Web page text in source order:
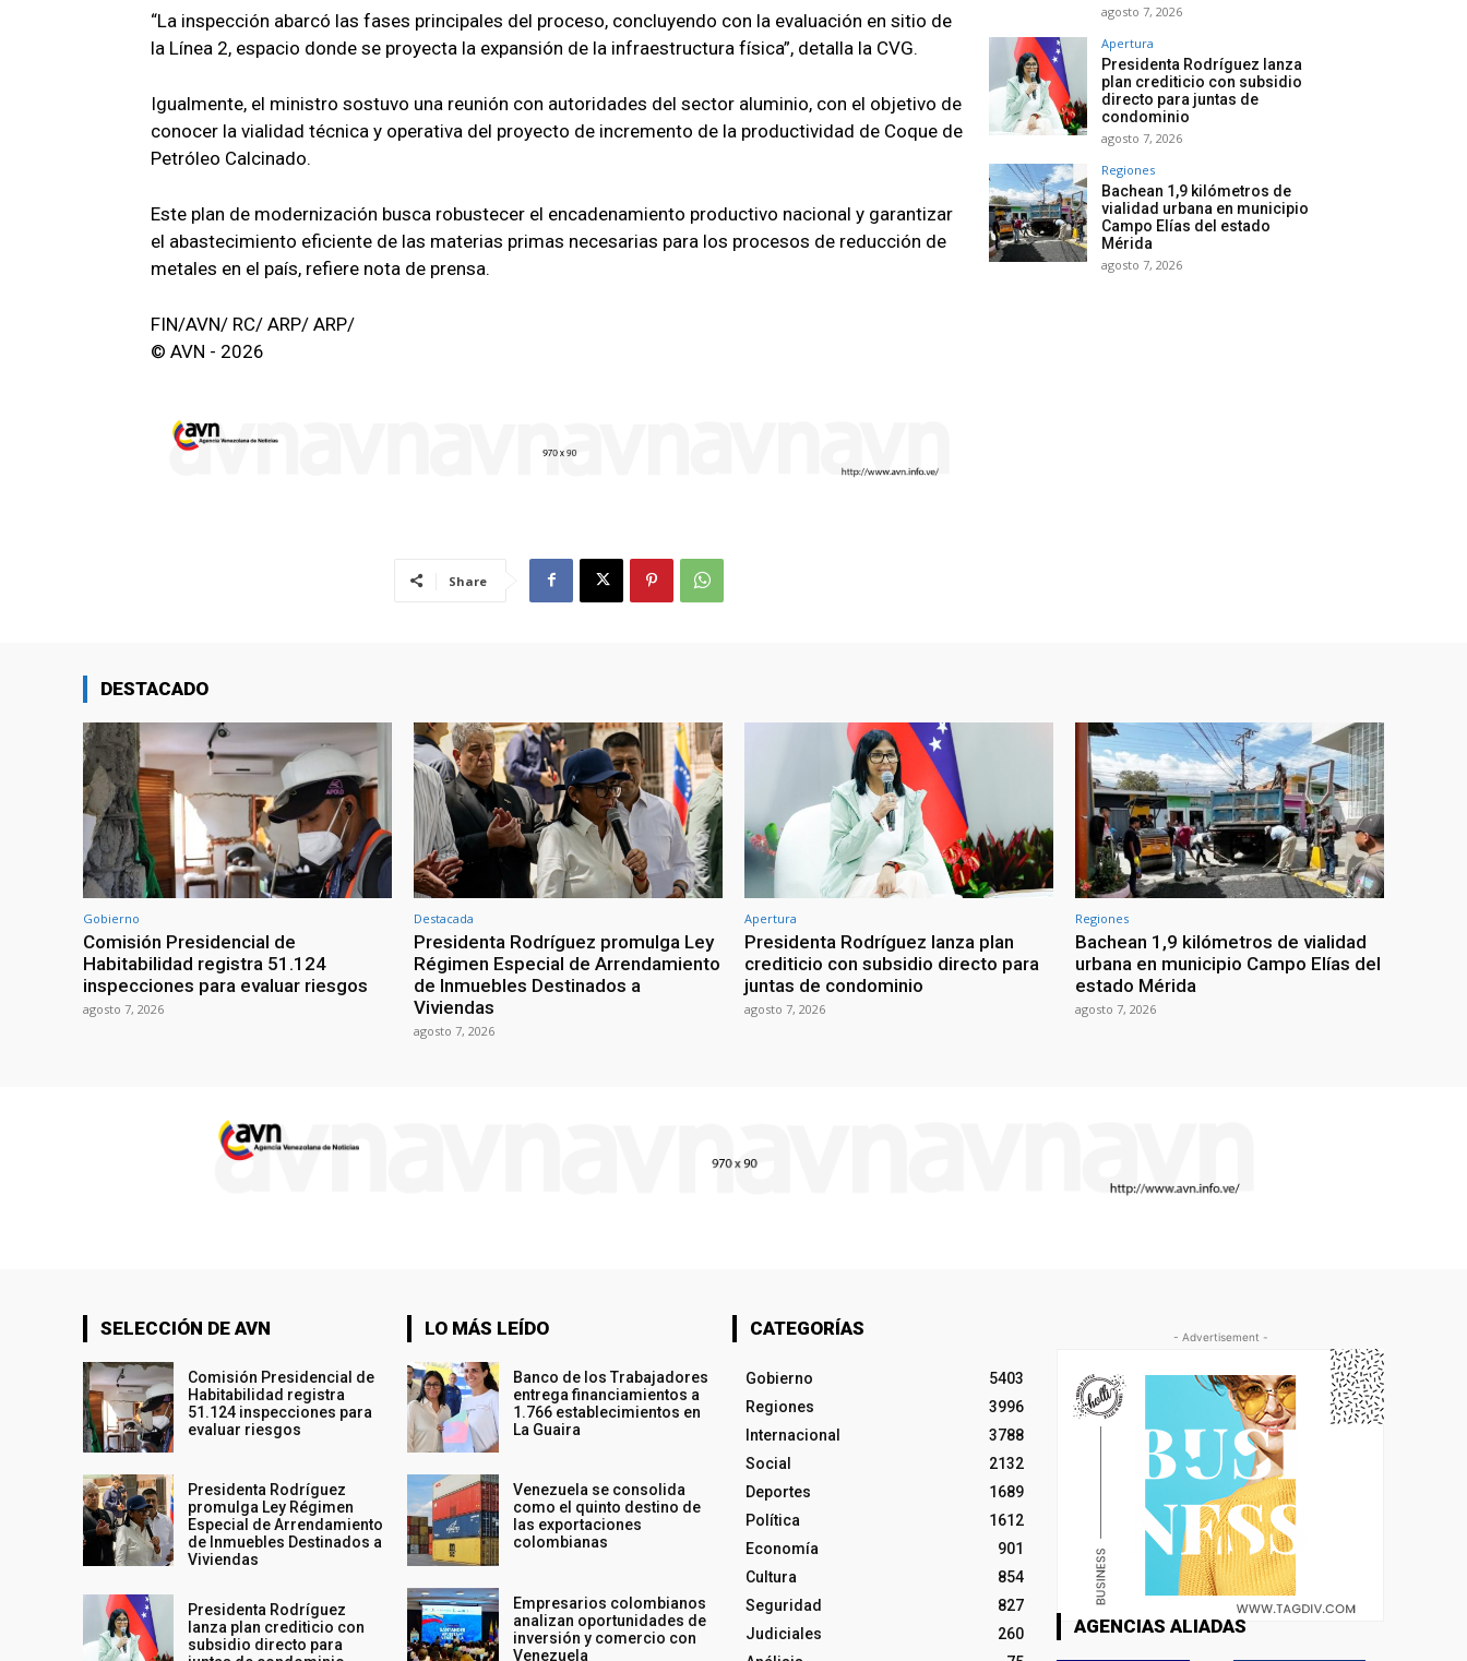
“La inspección abarcó las fases principales del proceso, concluyendo con la evaluación en sitio de
la Línea 2, espacio donde se proyecta la expansión de la infraestructura física”, detalla la CVG.
Igualmente, el ministro sostuvo una reunión con autoridades del sector aluminio, con el objetivo de
conocer la vialidad técnica y operativa del proyecto de incremento de la productividad de Coque de
Petróleo Calcinado.
Este plan de modernización busca robustecer el encadenamiento productivo nacional y garantizar
el abastecimiento eficiente de las materias primas necesarias para los procesos de reducción de
metales en el país, refiere nota de prensa.
FIN/AVN/ RC/ ARP/ ARP/
© AVN - 2026
Share
agosto 7, 2026
Apertura
Presidenta Rodríguez lanza
plan crediticio con subsidio
directo para juntas de
condominio
agosto 7, 2026
Regiones
Bachean 1,9 kilómetros de
vialidad urbana en municipio
Campo Elías del estado
Mérida
agosto 7, 2026
DESTACADO
Gobierno
Comisión Presidencial de
Habitabilidad registra 51.124
inspecciones para evaluar riesgos
agosto 7, 2026
Destacada
Presidenta Rodríguez promulga Ley
Régimen Especial de Arrendamiento
de Inmuebles Destinados a
Viviendas
agosto 7, 2026
Apertura
Presidenta Rodríguez lanza plan
crediticio con subsidio directo para
juntas de condominio
agosto 7, 2026
Regiones
Bachean 1,9 kilómetros de vialidad
urbana en municipio Campo Elías del
estado Mérida
agosto 7, 2026
SELECCIÓN DE AVN
Comisión Presidencial de
Habitabilidad registra
51.124 inspecciones para
evaluar riesgos
Presidenta Rodríguez
promulga Ley Régimen
Especial de Arrendamiento
de Inmuebles Destinados a
Viviendas
Presidenta Rodríguez
lanza plan crediticio con
subsidio directo para
LO MÁS LEÍDO
Banco de los Trabajadores
entrega financiamientos a
1.766 establecimientos en
La Guaira
Venezuela se consolida
como el quinto destino de
las exportaciones
colombianas
Empresarios colombianos
analizan oportunidades de
inversión y comercio con
Venezuela
CATEGORÍAS
Gobierno
5403
Regiones
3996
Internacional
3788
Social
2132
Deportes
1689
Política
1612
Economía
901
Cultura
854
Seguridad
827
Judiciales
260
- Advertisement -
AGENCIAS ALIADAS